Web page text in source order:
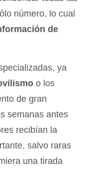
número, lo cual
de
ya
o los
de gran
semanas antes
recibían la
salvo raras
una tirada